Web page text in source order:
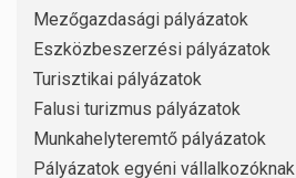
Mezőgazdasági pályázatok
Eszközbeszerzési pályázatok
Turisztikai pályázatok
Falusi turizmus pályázatok
Munkahelyteremtő pályázatok
Pályázatok egyéni vállalkozóknak